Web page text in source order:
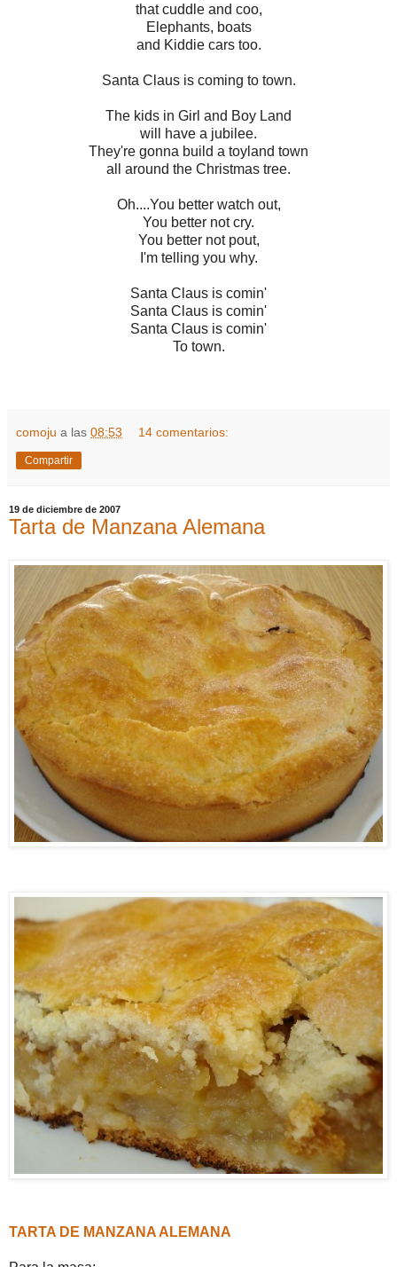
that cuddle and coo,
Elephants, boats
and Kiddie cars too.
Santa Claus is coming to town.
The kids in Girl and Boy Land
will have a jubilee.
They're gonna build a toyland town
all around the Christmas tree.
Oh....You better watch out,
You better not cry.
You better not pout,
I'm telling you why.
Santa Claus is comin'
Santa Claus is comin'
Santa Claus is comin'
To town.
comoju a las 08:53 14 comentarios:
Compartir
19 de diciembre de 2007
Tarta de Manzana Alemana
TARTA DE MANZANA ALEMANA